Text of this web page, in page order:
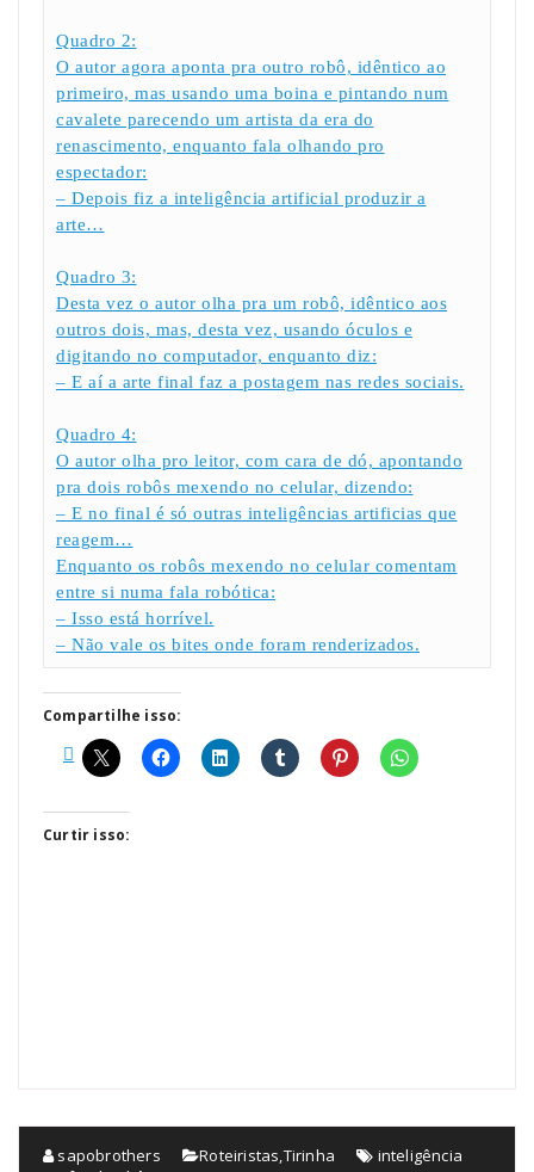
Quadro 2:
O autor agora aponta pra outro robô, idêntico ao
primeiro, mas usando uma boina e pintando num
cavalete parecendo um artista da era do
renascimento, enquanto fala olhando pro
espectador:
– Depois fiz a inteligência artificial produzir a
arte…
Quadro 3:
Desta vez o autor olha pra um robô, idêntico aos
outros dois, mas, desta vez, usando óculos e
digitando no computador, enquanto diz:
– E aí a arte final faz a postagem nas redes sociais.
Quadro 4:
O autor olha pro leitor, com cara de dó, apontando
pra dois robôs mexendo no celular, dizendo:
– E no final é só outras inteligências artificias que
reagem…
Enquanto os robôs mexendo no celular comentam
entre si numa fala robótica:
– Isso está horrível.
– Não vale os bites onde foram renderizados.
Compartilhe isso:
Curtir isso:
sapobrothers Roteiristas,Tirinha
inteligência